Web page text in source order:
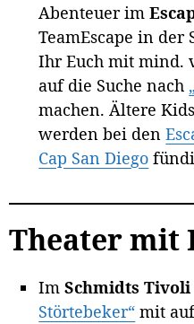
Abenteuer im
TeamEscape in
Ihr Euch mit mind.
auf die Suche nach
machen. Ältere
werden bei den
Cap San Diego
Theater mit
ImSchmidts Tivoli
Störtebeker“ mit